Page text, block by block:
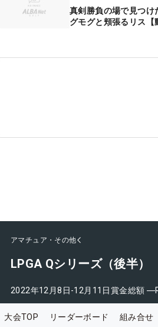
真剣勝負の場で見つ
グモグと頬張るリス【
アマチュア・その他
LPGA Qシリーズ（後半）
2022年12月8日-12月11日賞金総額 ―
大会TOP リーダーボード 組み合せ